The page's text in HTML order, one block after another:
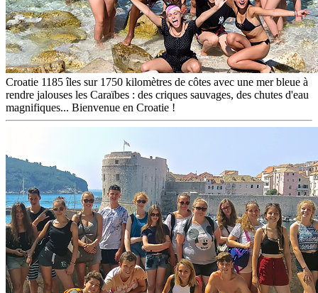
Croatie 1185 îles sur 1750 kilomètres de côtes avec une mer bleue à
rendre jalouses les Caraïbes : des criques sauvages, des chutes d'eau
magnifiques... Bienvenue en Croatie !